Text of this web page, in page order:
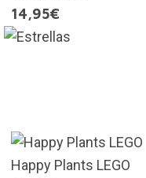
14,95€
Happy Plants LEGO